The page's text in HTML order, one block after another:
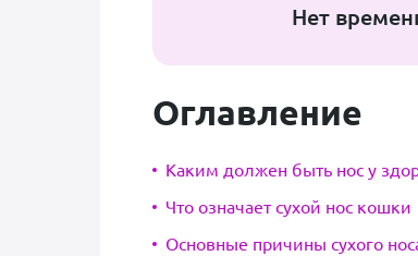
Нет
Оглавление
Каким должен быть нос у
Что означает сухой нос кошки
Основные причины сухого